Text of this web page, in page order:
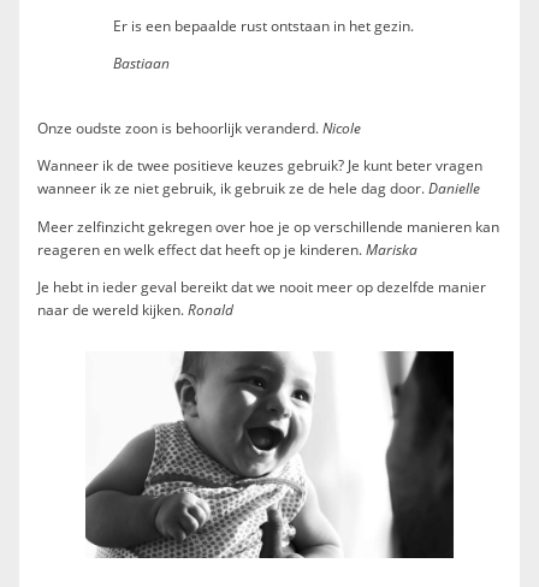
Er is een bepaalde rust ontstaan in het gezin.
Bastiaan
Onze oudste zoon is behoorlijk veranderd.Nicole
Wanneer ik de twee positieve keuzes gebruik? Je kunt beter vragen
wanneer ik ze niet gebruik, ik gebruik ze de hele dag door.Danielle
Meer zelfinzicht gekregen over hoe je op verschillende manieren kan
reageren en welk effect dat heeft op je kinderen.Mariska
Je hebt in ieder geval bereikt dat we nooit meer op dezelfde manier
naar de wereld kijken.Ronald